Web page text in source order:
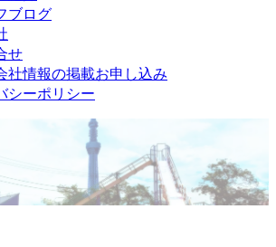
ブログ
せ
社情報の掲載お申し込み
シーポリシー